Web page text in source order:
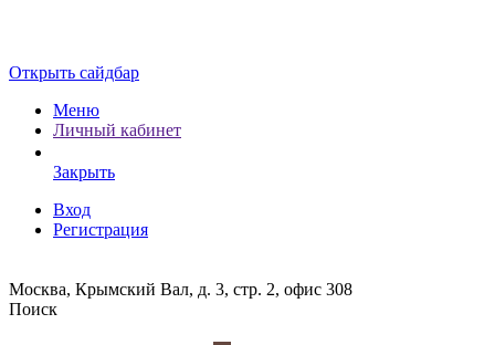
Открыть сайдбар
Меню
Личный кабинет
Закрыть
Вход
Регистрация
Москва, Крымский Вал, д. 3, стр. 2, офис 308
Поиск